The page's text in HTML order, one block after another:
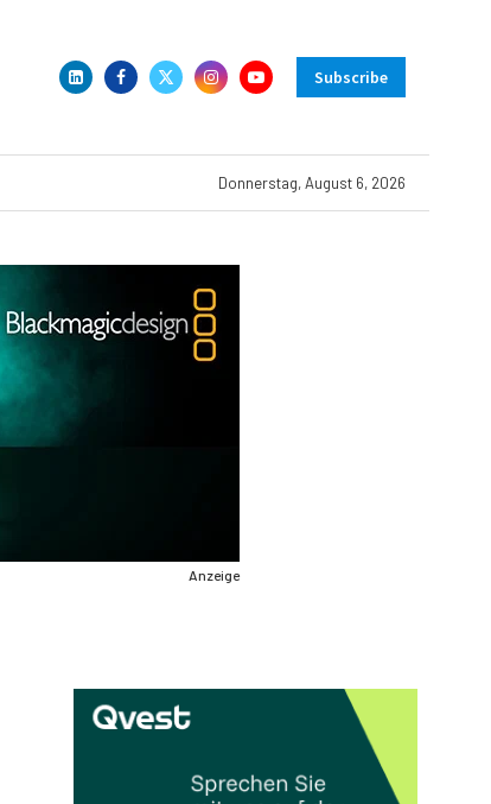
Subscribe
Donnerstag, August 6, 2026
Anzeige